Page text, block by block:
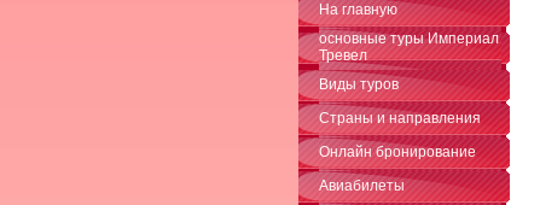
На главную
основные туры Империал
Тревел
Виды туров
Cтраны и направления
Онлайн бронирование
Авиабилеты